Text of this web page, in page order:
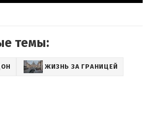
темы:
ЖИЗНЬ ЗА ГРАНИЦЕЙ